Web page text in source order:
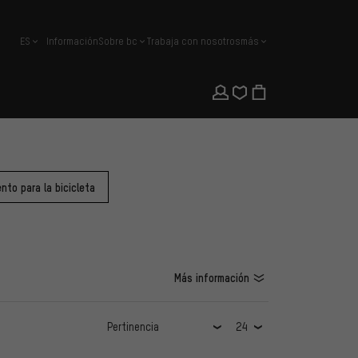
español
ES InformaciónSobre bc Trabaja con nosotrosmás
para la bicicleta
Más información